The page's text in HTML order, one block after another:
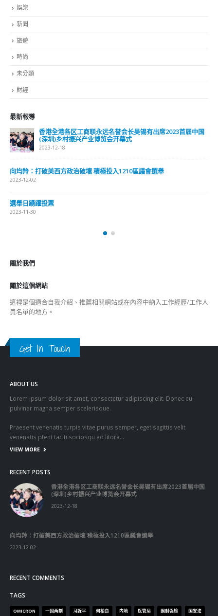
娛樂
新聞
旅遊
時尚
未分類
財經
最新報導
香港全港各区工商联永远名誉会长吴锡有出席2023首届中国
(深圳)乡村振兴产业博览会开幕式
2023-12-18
向均羚：打破美西方政治破壞 積極投入1210區議會選舉
2023-12-02
選舉日踴躍投票
2023-11-30
關於我們
關於這個網站
這裡是個適合自我介紹、推薦相關網站或在內容中納入工作經歷/工作人
員名單的地方。
Get In Touch
ABOUT US
Lorem ipsum dolor sit amet, consectetur adipiscing elit. Donec eu
pulvinar magna semper scelerisque.
Praesent venenatis turpis vitae purus semper, eget sagittis velit
venenatis ptent taciti sociosqu ad litora…
VIEW MORE
RECENT POSTS
香港全港各区工商联永远名誉会长吴锡有出席2023首届中国
(深圳)乡村振兴产业博览会开幕式
2023-12-18
向均羚：打破美西方政治破壞 積極投入1210區議會選舉
2023-12-02
RECENT COMMENTS
TAGS
OMICRON 一国两制 习近平 何柏良 内地 医管局 围封强检 国安法